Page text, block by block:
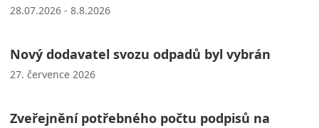
28.07.2026 - 8.8.2026
Nový dodavatel svozu odpadů byl vybrán
27. července 2026
Zveřejnění potřebného počtu podpisů na